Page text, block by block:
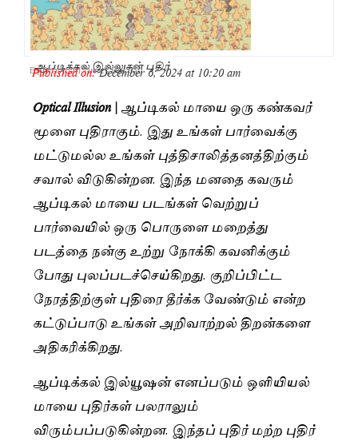
ஆப்டிக்கல் இல்லுசன் புதிர்
ByDravidan Times Bureau
Published on:December 6, 2024 at 10:20 am
Optical Illusion |ஆப்டிகல் மாயை ஒரு கண்கவர்
மூளை புதிராகும். இது உங்கள் பார்வைக்கு
மட்டுமல்ல உங்கள் புத்திசாலித்தனத்திற்கும்
சவால் விடுகின்றன. இந்த மனதை கவரும்
ஆப்டிகல் மாயை படங்கள் வெற்றுப்
பார்வையில் ஒரு பொருளை மறைத்து
படத்தை நன்கு உற்று நோக்கி கவனிக்கும்
போது புலப்படச்செய்கிறது. குறிப்பிட்ட
நேரத்திற்குள் புதிரை தீர்க்க வேண்டும் என்ற
கட்டுப்பாடு உங்கள் அறிவாற்றல் திறன்களை
அதிகரிக்கிறது.
ஆப்டிக்கல் இல்யூஷன் எனப்படும் ஒளியியல்
மாயை புதிர்கள் பலராலும்
விரும்பப்படுகின்றன. இந்தப் புதிர் மற்ற புதிர்